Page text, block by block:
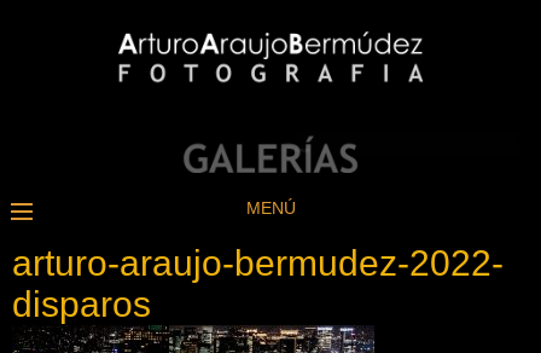
MENÚ
arturo-araujo-bermudez-2022-
disparos